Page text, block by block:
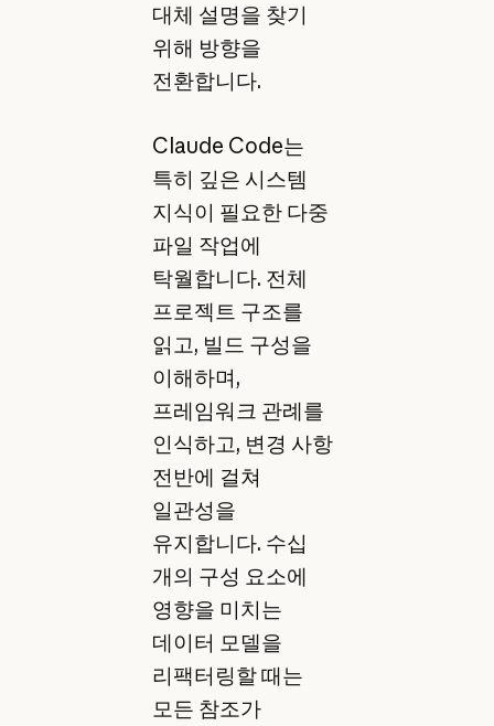
대체 설명을 찾기
위해 방향을
전환합니다.
Claude Code는
특히 깊은 시스템
지식이 필요한 다중
파일 작업에
탁월합니다. 전체
프로젝트 구조를
읽고, 빌드 구성을
이해하며,
프레임워크 관례를
인식하고, 변경 사항
전반에 걸쳐
일관성을
유지합니다. 수십
개의 구성 요소에
영향을 미치는
데이터 모델을
리팩터링할 때는
모든 참조가